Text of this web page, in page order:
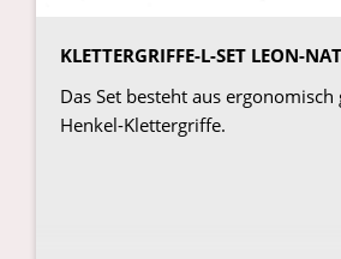
KLETTERGRIFFE-L-SET LEON-
Das Set besteht aus
Henkel-Klettergriffe.